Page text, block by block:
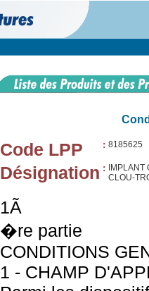
Code LPP : 8185625
Désignation :
CLOU-
1Ã
�re partie
CONDITIONS
1 - CHAMP